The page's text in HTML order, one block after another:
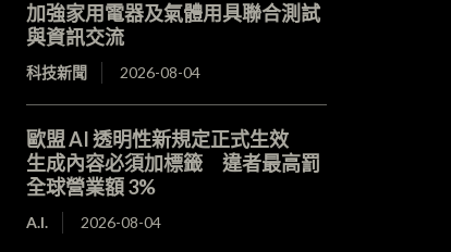
加強家用電器及氣體用具聯合測試
與資訊交流
科技新聞 2026-08-04
歐盟 AI 透明性新規定正式生效
生成內容必須加標籤 違者最高罰
全球營業額 3%
A.I. 2026-08-04